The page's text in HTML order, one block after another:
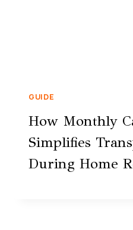
GUIDE
How Monthly
Simplifies
During Home